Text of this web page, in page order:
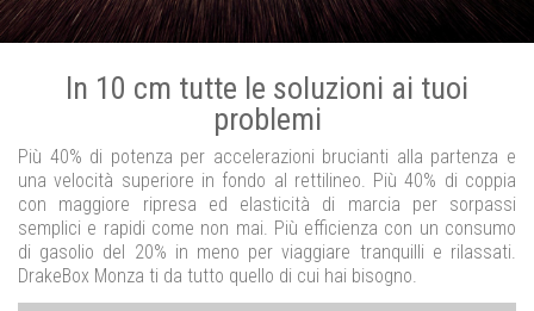
In 10 cm tutte le soluzioni ai tuoi
problemi
Più 40% di potenza per accelerazioni brucianti alla partenza e
una velocità superiore in fondo al rettilineo. Più 40% di coppia
con maggiore ripresa ed elasticità di marcia per sorpassi
semplici e rapidi come non mai. Più efficienza con un consumo
di gasolio del 20% in meno per viaggiare tranquilli e rilassati.
DrakeBox Monza ti da tutto quello di cui hai bisogno.